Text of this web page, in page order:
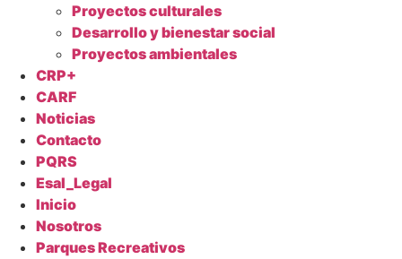
Proyectos culturales
Desarrollo y bienestar social
Proyectos ambientales
CRP+
CARF
Noticias
Contacto
PQRS
Esal_Legal
Inicio
Nosotros
Parques Recreativos